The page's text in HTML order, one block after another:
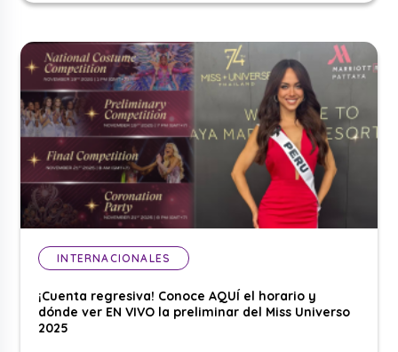
INTERNACIONALES
¡Cuenta regresiva! Conoce AQUÍ el horario y
dónde ver EN VIVO la preliminar del Miss Universo
2025